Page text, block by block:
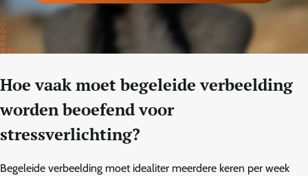
Hoe vaak moet begeleide verbeelding
worden beoefend voor
stressverlichting?
Begeleide verbeelding moet idealiter meerdere keren per week